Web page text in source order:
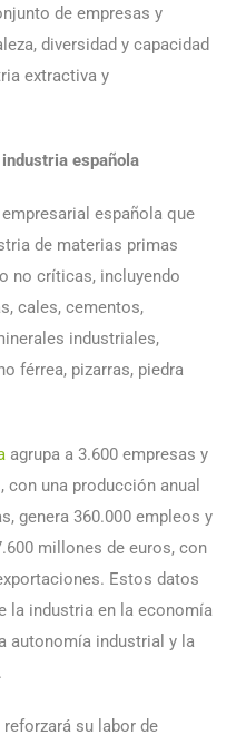
de empresas y
diversidad y capacidad
extractiva y
española
española que
de materias primas
no críticas, incluyendo
cales, cementos,
industriales,
férrea, pizarras, piedra
agrupa a 3.600 empresas y
una producción anual
genera 360.000 empleos y
millones de euros, con
Estos datos
la industria en la economía
autonomía industrial y la
reforzará su labor de